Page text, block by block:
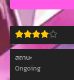
สถานะ
Ongoing